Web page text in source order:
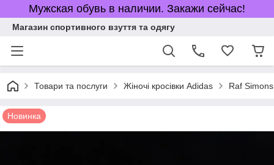
Мужская обувь в наличии. Закажи сейчас!
Магазин спортивного взуття та одягу
Товари та послуги Жіночі кросівки Adidas Raf
Новинка